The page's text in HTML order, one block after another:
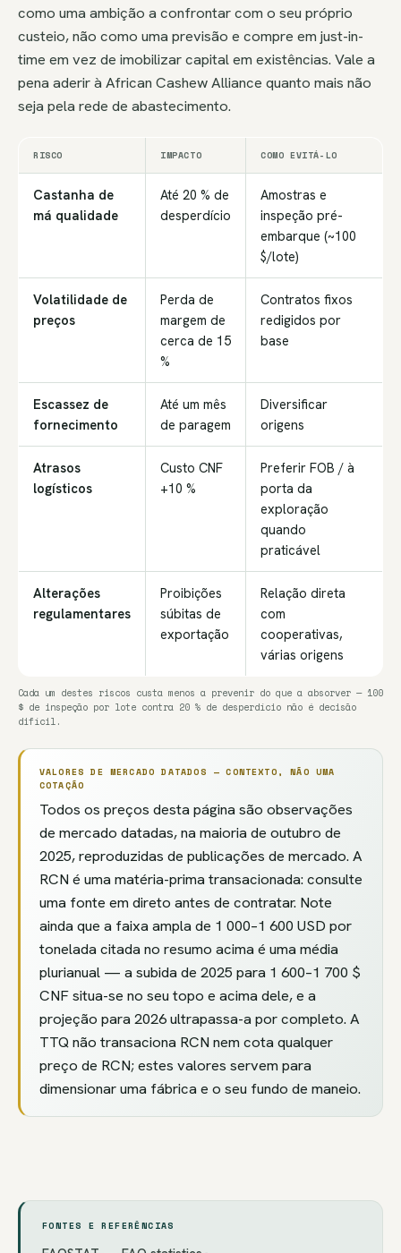
como uma ambição a confrontar com o seu próprio
custeio, não como uma previsão e compre em just-in-
time em vez de imobilizar capital em existências. Vale a
pena aderir à African Cashew Alliance quanto mais não
seja pela rede de abastecimento.
RISCO IMPACTO COMO EVITÁ-LO
Castanha de
má qualidade
Até 20 % de
desperdício
Amostras e
inspeção pré-
embarque (~100
$/lote)
Volatilidade de
preços
Perda de
margem de
cerca de 15
%
Contratos fixos
redigidos por
base
Escassez de
fornecimento
Até um mês
de paragem
Diversificar
origens
Atrasos
logísticos
Custo CNF
+10 %
Preferir FOB / à
porta da
exploração
quando
praticável
Alterações
regulamentares
Proibições
súbitas de
exportação
Relação direta
com
cooperativas,
várias origens
Cada um destes riscos custa menos a prevenir do que a absorver — 100
$ de inspeção por lote contra 20 % de desperdício não é decisão
difícil.
VALORES DE MERCADO DATADOS — CONTEXTO, NÃO UMA
COTAÇÃO
Todos os preços desta página são observações
de mercado datadas, na maioria de outubro de
2025, reproduzidas de publicações de mercado. A
RCN é uma matéria-prima transacionada: consulte
uma fonte em direto antes de contratar. Note
ainda que a faixa ampla de 1 000–1 600 USD por
tonelada citada no resumo acima é uma média
plurianual — a subida de 2025 para 1 600–1 700 $
CNF situa-se no seu topo e acima dele, e a
projeção para 2026 ultrapassa-a por completo. A
TTQ não transaciona RCN nem cota qualquer
preço de RCN; estes valores servem para
dimensionar uma fábrica e o seu fundo de maneio.
FONTES E REFERÊNCIAS